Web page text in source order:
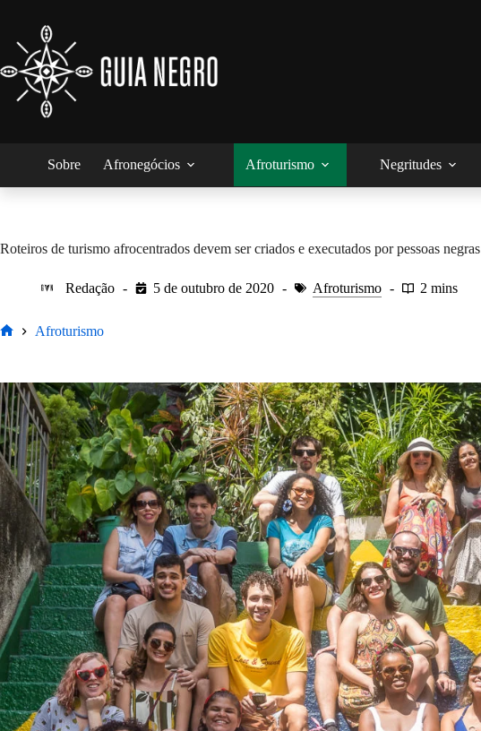
conteúdo
Sobre Afronegócios Afroturismo Negritudes
Roteiros de turismo afrocentrados devem ser criados e executados por pessoas negras
Redação 5 de outubro de 2020 Afroturismo 2 mins
Afroturismo